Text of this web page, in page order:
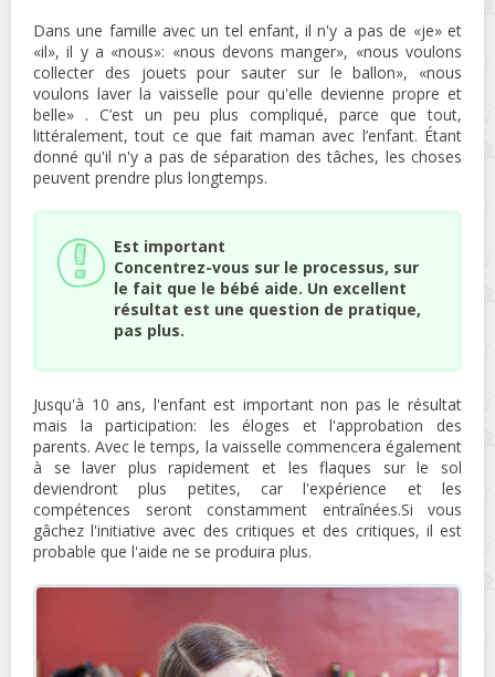
Dans une famille avec un tel enfant, il n'y a pas de «je» et
«il», il y a «nous»: «nous devons manger», «nous voulons
collecter des jouets pour sauter sur le ballon», «nous
voulons laver la vaisselle pour qu'elle devienne propre et
belle» . C’est un peu plus compliqué, parce que tout,
littéralement, tout ce que fait maman avec l’enfant. Étant
donné qu'il n'y a pas de séparation des tâches, les choses
peuvent prendre plus longtemps.
Est important
Concentrez-vous sur le processus, sur
le fait que le bébé aide. Un excellent
résultat est une question de pratique,
pas plus.
Jusqu'à 10 ans, l'enfant est important non pas le résultat
mais la participation: les éloges et l'approbation des
parents. Avec le temps, la vaisselle commencera également
à se laver plus rapidement et les flaques sur le sol
deviendront plus petites, car l'expérience et les
compétences seront constamment entraînées.Si vous
gâchez l'initiative avec des critiques et des critiques, il est
probable que l'aide ne se produira plus.